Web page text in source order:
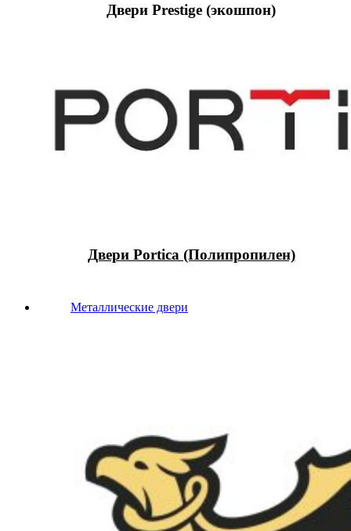
Двери Prestige (экошпон)
Двери Portica (Полипропилен)
Металлические двери